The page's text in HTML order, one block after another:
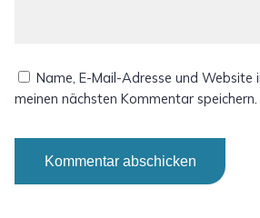
Name, E-Mail-Adresse und Website
meinen nächsten Kommentar speichern.